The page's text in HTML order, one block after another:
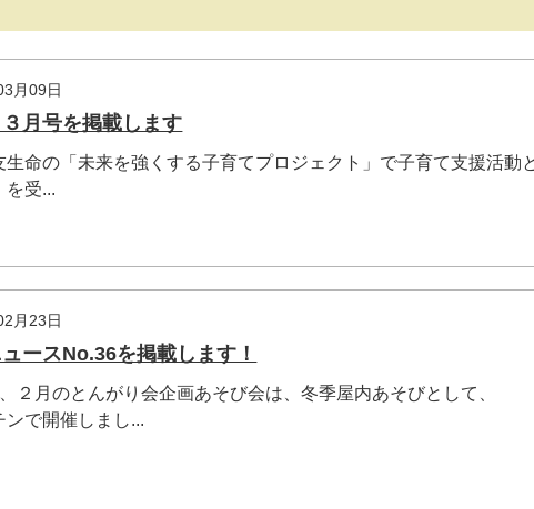
月09日
月号を掲載します
生命の「未来を強くする子育てプロジェクト」で子育て支援活動
を受...
月23日
ースNo.36を掲載します！
２月のとんがり会企画あそび会は、冬季屋内あそびとして、
ンで開催しまし...